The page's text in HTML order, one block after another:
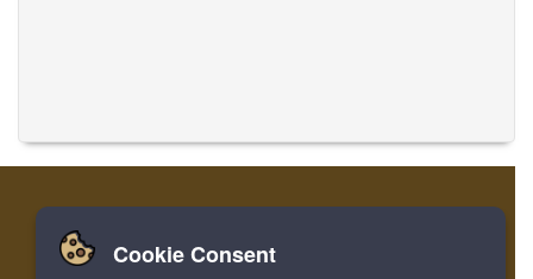
Zuhause Einloggen
Cookie Consent